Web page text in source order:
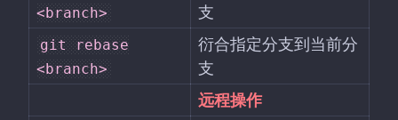
<branch>
支
git rebase
<branch>
衍合指定分支到当前分
支
远程操作